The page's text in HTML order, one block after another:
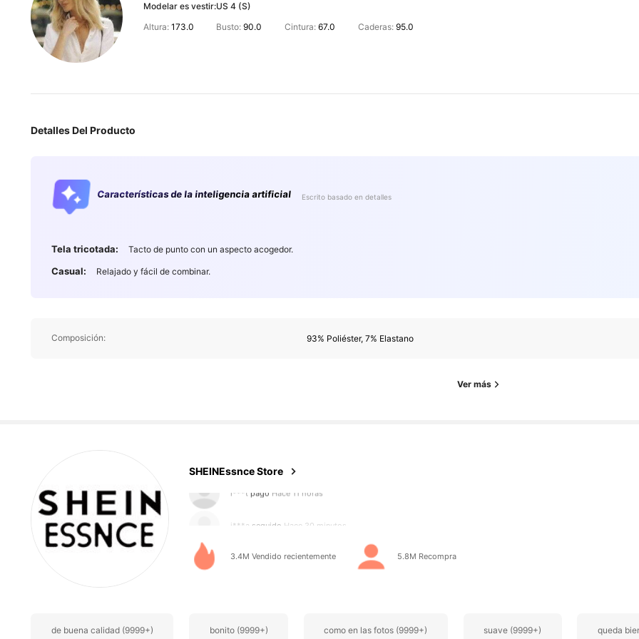
Modelar es vestir:US 4 (S)
Altura: 173.0 Busto:90.0 Cintura: 67.0 Caderas: 95.0
Detalles Del Producto
Características de la inteligencia artificial Escrito basado en detalles
Tela tricotada: Tacto de punto con un aspecto acogedor.
Casual: Relajado y fácil de combinar.
Composición: 93% Poliéster, 7% Elastano
Ver más
SHEINEssnce Store
3.4M Vendido recientemente 5.8M Recompra
de buena calidad (9999+) bonito (9999+) como en las fotos (9999+) suave (9999+) queda